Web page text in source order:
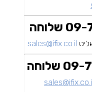
09-7739940 שלוחה
sales@ifix.co.il
09-7739940 שלוחה